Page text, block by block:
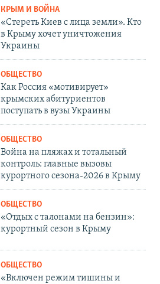
КРЫМ И ВОЙНА
«Стереть Киев с лица земли». Кто
в Крыму хочет уничтожения
Украины
ОБЩЕСТВО
Как Россия «мотивирует»
крымских абитуриентов
поступать в вузы Украины
ОБЩЕСТВО
Война на пляжах и тотальный
контроль: главные вызовы
курортного сезона-2026 в Крыму
ОБЩЕСТВО
«Отдых с талонами на бензин»:
курортный сезон в Крыму
ОБЩЕСТВО
«Включен режим тишины и